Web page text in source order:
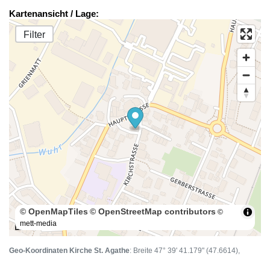
Kartenansicht / Lage:
Filter
100 m
© OpenMapTiles © OpenStreetMap contributors ©
mett-media
Geo-Koordinaten Kirche St. Agathe: Breite 47° 39' 41.179" (47.6614),